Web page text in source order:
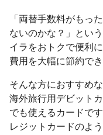
「両替手数料がもっ
ないのかな？」とい
イラをおトクで便利
費用を大幅に節約で
そんな方におすすめな
海外旅行用デビット
でも使えるカードで
レジットカードのよ